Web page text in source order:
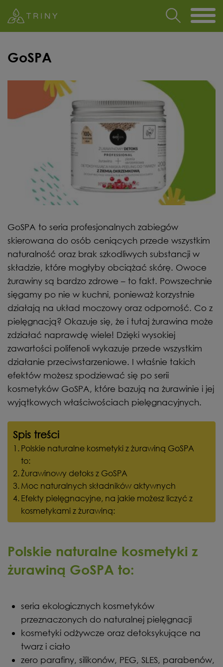
GoSPA
GoSPA to seria profesjonalnych zabiegów
skierowana do osób ceniących przede wszystkim
naturalność oraz brak szkodliwych substancji w
składzie, które mogłyby obciążać skórę. Owoce
żurawiny są bardzo zdrowe – to fakt. Powszechnie
sięgamy po nie w kuchni, ponieważ korzystnie
działają na układ moczowy oraz odporność. Co z
pielęgnacją? Okazuje się, że i tutaj żurawina może
zdziałać naprawdę wiele! Dzięki wysokiej
zawartości polifenoli wykazuje przede wszystkim
działanie przeciwstarzeniowe. I właśnie takich
efektów możesz spodziewać się po serii
kosmetyków GoSPA, które bazują na żurawinie i jej
wyjątkowych właściwościach pielęgnacyjnych.
Spis treści
Polskie naturalne kosmetyki z żurawiną GoSPA
to:
Żurawinowy detoks z GoSPA
Moc naturalnych składników aktywnych
Efekty pielęgnacyjne, na jakie możesz liczyć z
kosmetykami z żurawiną:
Polskie naturalne kosmetyki z
żurawiną GoSPA to:
seria ekologicznych kosmetyków
przeznaczonych do naturalnej pielęgnacji
kosmetyki odżywcze oraz detoksykujące na
twarz i ciało
zero parafiny, silikonów, PEG, SLES, parabenów,